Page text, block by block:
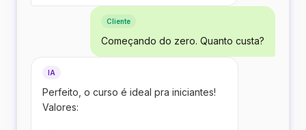
Cliente
Começando do zero. Quanto custa?
IA
Perfeito, o curso é ideal pra iniciantes!
Valores: